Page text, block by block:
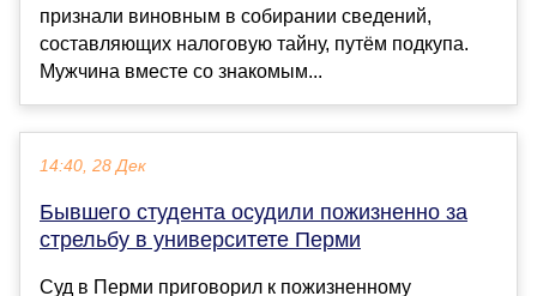
признали виновным в собирании сведений,
составляющих налоговую тайну, путём подкупа.
Мужчина вместе со знакомым...
14:40, 28 Дек
Бывшего студента осудили пожизненно за
стрельбу в университете Перми
Суд в Перми приговорил к пожизненному